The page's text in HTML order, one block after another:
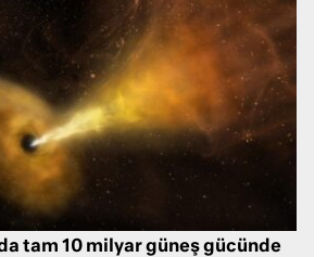
tam 10 milyar güneş gücünde